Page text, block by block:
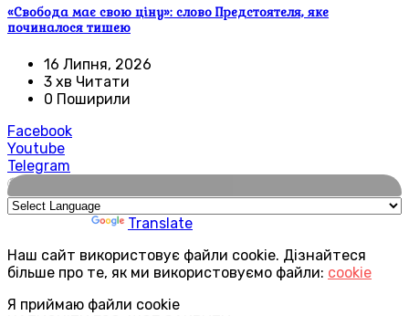
«Свобода має свою ціну»: слово Предстоятеля, яке
починалося тишею
16 Липня, 2026
3 хв Читати
0 Поширили
Facebook
Youtube
Telegram
🌍
Translate
Наш сайт використовує файли cookie. Дізнайтеся
більше про те, як ми використовуємо файли: cookie
Я приймаю файли cookie